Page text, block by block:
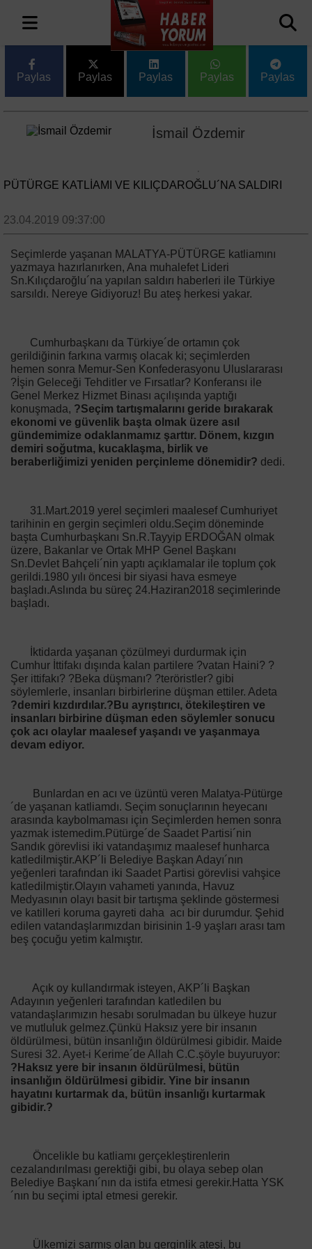
Paylas Paylas Paylas Paylas Paylas
İsmail Özdemir
PÜTÜRGE KATLİAMI VE KILIÇDAROĞLU´NA SALDIRI
23.04.2019 09:37:00
Seçimlerde yaşanan MALATYA-PÜTÜRGE katliamını
yazmaya hazırlanırken, Ana muhalefet Lideri
Sn.Kılıçdaroğlu´na yapılan saldırı haberleri ile Türkiye
sarsıldı. Nereye Gidiyoruz! Bu ateş herkesi yakar.
Cumhurbaşkanı da Türkiye´de ortamın çok
gerildiğinin farkına varmış olacak ki; seçimlerden
hemen sonra Memur-Sen Konfederasyonu Uluslararası
?İşin Geleceği Tehditler ve Fırsatlar? Konferansı ile
Genel Merkez Hizmet Binası açılışında yaptığı
konuşmada, ?Seçim tartışmalarını geride bırakarak
ekonomi ve güvenlik başta olmak üzere asıl
gündemimize odaklanmamız şarttır. Dönem, kızgın
demiri soğutma, kucaklaşma, birlik ve
beraberliğimizi yeniden perçinleme dönemidir? dedi.
31.Mart.2019 yerel seçimleri maalesef Cumhuriyet
tarihinin en gergin seçimleri oldu.Seçim döneminde
başta Cumhurbaşkanı Sn.R.Tayyip ERDOĞAN olmak
üzere, Bakanlar ve Ortak MHP Genel Başkanı
Sn.Devlet Bahçeli´nin yaptı açıklamalar ile toplum çok
gerildi.1980 yılı öncesi bir siyasi hava esmeye
başladı.Aslında bu süreç 24.Haziran2018 seçimlerinde
başladı.
İktidarda yaşanan çözülmeyi durdurmak için
Cumhur İttifakı dışında kalan partilere ?vatan Haini? ?
Şer ittifakı? ?Beka düşmanı? ?teröristler? gibi
söylemlerle, insanları birbirlerine düşman ettiler. Adeta
?demiri kızdırdılar.?Bu ayrıştırıcı, ötekileştiren ve
insanları birbirine düşman eden söylemler sonucu
çok acı olaylar maalesef yaşandı ve yaşanmaya
devam ediyor.
Bunlardan en acı ve üzüntü veren Malatya-Pütürge
´de yaşanan katliamdı. Seçim sonuçlarının heyecanı
arasında kaybolmaması için Seçimlerden hemen sonra
yazmak istemedim.Pütürge´de Saadet Partisi´nin
Sandık görevlisi iki vatandaşımız maalesef hunharca
katledilmiştir.AKP´li Belediye Başkan Adayı´nın
yeğenleri tarafından iki Saadet Partisi görevlisi vahşice
katledilmiştir.Olayın vahameti yanında, Havuz
Medyasının olayı basit bir tartışma şeklinde göstermesi
ve katilleri koruma gayreti daha acı bir durumdur. Şehid
edilen vatandaşlarımızdan birisinin 1-9 yaşları arası tam
beş çocuğu yetim kalmıştır.
Açık oy kullandırmak isteyen, AKP´li Başkan
Adayının yeğenleri tarafından katledilen bu
vatandaşlarımızın hesabı sorulmadan bu ülkeye huzur
ve mutluluk gelmez.Çünkü Haksız yere bir insanın
öldürülmesi, bütün insanlığın öldürülmesi gibidir. Maide
Suresi 32. Ayet-i Kerime´de Allah C.C.şöyle buyuruyor:
?Haksız yere bir insanın öldürülmesi, bütün
insanlığın öldürülmesi gibidir. Yine bir insanın
hayatını kurtarmak da, bütün insanlığı kurtarmak
gibidir.?
Öncelikle bu katliamı gerçekleştirenlerin
cezalandırılması gerektiği gibi, bu olaya sebep olan
Belediye Başkanı´nın da istifa etmesi gerekir.Hatta YSK
´nın bu seçimi iptal etmesi gerekir.
Ülkemizi sarmış olan bu gerginlik ateşi, bu